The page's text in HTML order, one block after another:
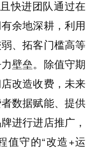
快进团队通过在
余地深耕，利用
、拓客门槛高等
壁垒。除值守期
改造收费，未来
数据赋能、提供
进行进店推广，
值守的“改造+运